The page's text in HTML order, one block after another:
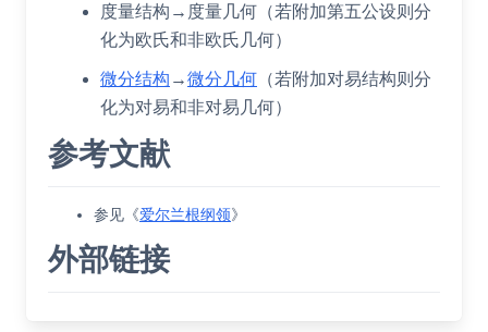
度量结构 → 度量几何 （若附加第五公设则分
化为欧氏和非欧氏几何）
微分结构 →微分几何 （若附加对易结构则分
化为对易和非对易几何）
参考文献
参见《爱尔兰根纲领》
外部链接